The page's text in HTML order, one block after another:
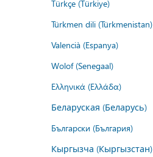
Türkçe (Türkiye)
Türkmen dili (Türkmenistan)
Valencià (Espanya)
Wolof (Senegaal)
Ελληνικά (Ελλάδα)
Беларуская (Беларусь)
Български (България)
Кыргызча (Кыргызстан)